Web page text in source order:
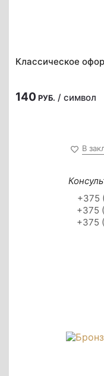
Классическое
140 РУБ. / символ
В
+375
+375
+375